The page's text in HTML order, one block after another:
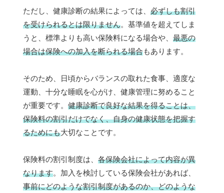
ただし、健康診断の結果によっては、 必ずしも割引
を受けられるとは限りません。基準値を超えてしま
うと、標準よりも高い保険料になる場合や、 最悪の
場合は保険への加入を断られる場合もあります。
そのため、日頃からバランスの取れた食事、適度な
運動、十分な睡眠を心がけ、健康管理に努めること
が重要です。 健康診断で良好な結果を得ることは、
保険料の割引だけでなく、自身の健康状態を把握す
るためにも大切なことです。
保険料の割引制度は、 各保険会社によって内容が異
なります。加入を検討している保険会社があれば、
事前にどのような割引制度があるのか、どのような